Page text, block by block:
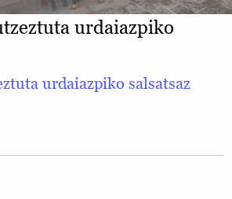
urdaiazpiko
urdaiazpiko salsatsaz